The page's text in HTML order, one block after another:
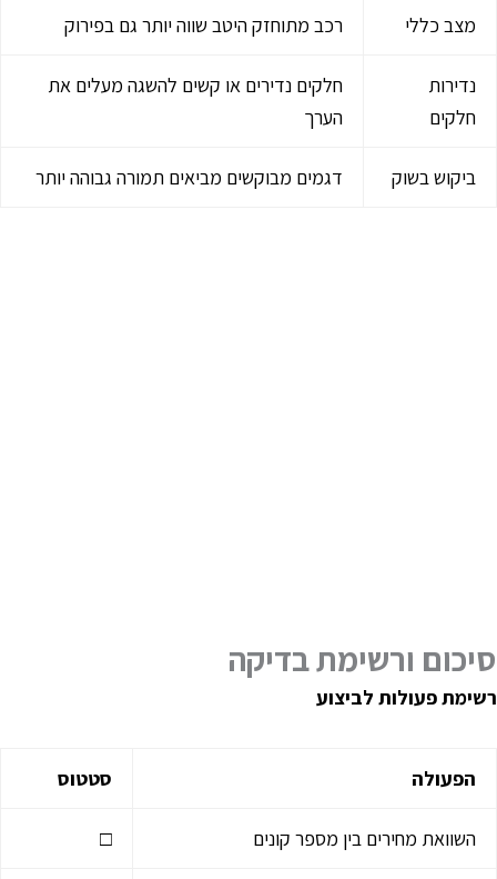
מצב כללי רכב מתוחזק היטב שווה יותר גם בפירוק
נדירות
חלקים
חלקים נדירים או קשים להשגה מעלים את
הערך
ביקוש בשוק דגמים מבוקשים מביאים תמורה גבוהה יותר
ורשימת בדיקה
פעולות לביצוע
הפעולה סטטוס
השוואת מחירים בין מספר קונים □